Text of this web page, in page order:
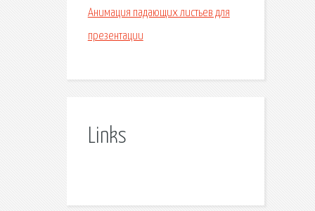
Анимация падающих листьев для
презентации
Links